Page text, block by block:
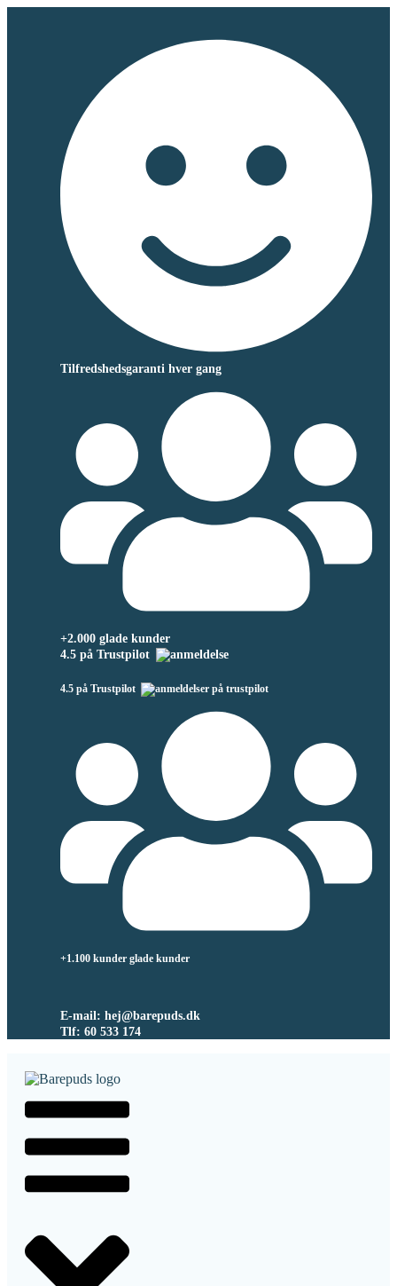
Tilfredshedsgaranti hver gang
+2.000 glade kunder
4.5 på Trustpilot
4.5 på Trustpilot
+1.100 kunder glade kunder
E-mail: hej@barepuds.dk
Tlf: 60 533 174